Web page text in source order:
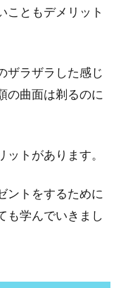
こともデメリット
ザラザラした感じ
の曲面は剃るのに
トがあります。
ントをするために
も学んでいきまし